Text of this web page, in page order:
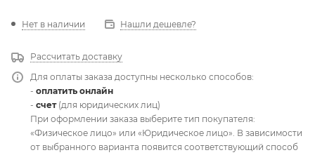
Нет в наличии Нашли дешевле?
Рассчитать доставку
Для оплаты заказа доступны несколько способов:
- оплатить онлайн
- счет(для юридических лиц)
При оформлении заказа выберите тип покупателя:
«Физическое лицо» или «Юридическое лицо». В зависимости
от выбранного варианта появится соответствующий способ